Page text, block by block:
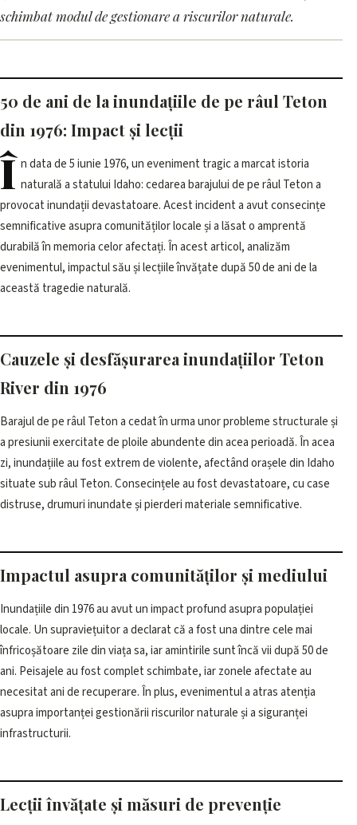
pe râul Teton din 1976: Impact
și lecții
schimbat modul de gestionare a riscurilor naturale.
50 de ani de la inundațiile de pe râul Teton
din 1976: Impact și lecții
Î n data de 5 iunie 1976, un eveniment tragic a marcat istoria
naturală a statului Idaho: cedarea barajului de pe râul Teton a
provocat inundații devastatoare. Acest incident a avut consecințe
semnificative asupra comunităților locale și a lăsat o amprentă
durabilă în memoria celor afectați. În acest articol, analizăm
evenimentul, impactul său și lecțiile învățate după 50 de ani de la
această tragedie naturală.
Cauzele și desfășurarea inundațiilor Teton
River din 1976
Barajul de pe râul Teton a cedat în urma unor probleme structurale și
a presiunii exercitate de ploile abundente din acea perioadă. În acea
zi, inundațiile au fost extrem de violente, afectând orașele din Idaho
situate sub râul Teton. Consecințele au fost devastatoare, cu case
distruse, drumuri inundate și pierderi materiale semnificative.
Impactul asupra comunităților și mediului
Inundațiile din 1976 au avut un impact profund asupra populației
locale. Un supraviețuitor a declarat că a fost una dintre cele mai
înfricoșătoare zile din viața sa, iar amintirile sunt încă vii după 50 de
ani. Peisajele au fost complet schimbate, iar zonele afectate au
necesitat ani de recuperare. În plus, evenimentul a atras atenția
asupra importanței gestionării riscurilor naturale și a siguranței
infrastructurii.
Lecții învățate și măsuri de prevenție